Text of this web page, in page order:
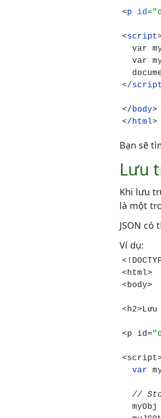
<p id
<script
var
var
</script
</body>
</html>
Bạn sẽ
Lưu
Khi lưu
là một
JSON
Ví dụ:
<html>
<body>
<h2>Lư
<p id=
var